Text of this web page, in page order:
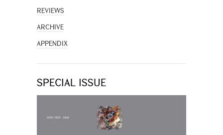
REVIEWS
ARCHIVE
APPENDIX
SPECIAL ISSUE